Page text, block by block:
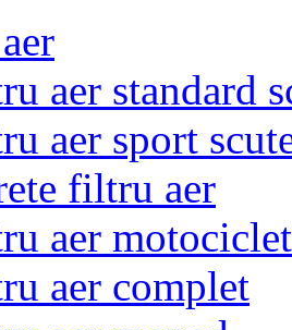
aer standard
aer sport
filtru aer
aer
aer complet